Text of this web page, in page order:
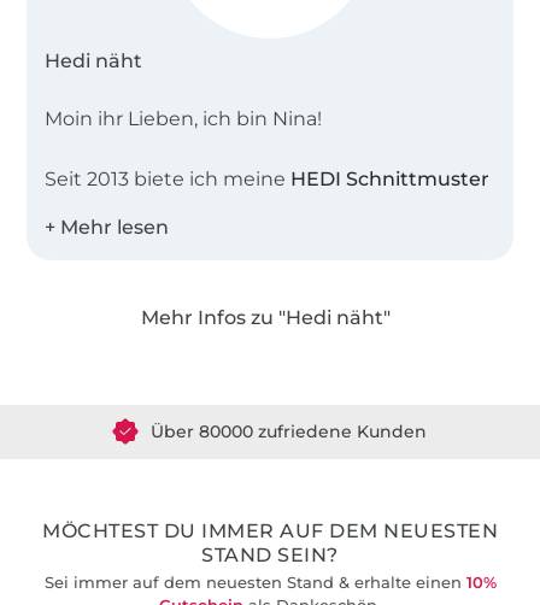
Hedi näht
Moin ihr Lieben, ich bin Nina!
Seit 2013 biete ich meine HEDI Schnittmuster
Style wieder – denn neue Schnitte designe
lässige Schnitte, die schnelle
Das Geheimnis meines Styles ist, dass ich mir
denke, bei denen alles perfekt zusammen
Mehr Infos zu "Hedi näht"
MÖCHTEST DU IMMER AUF DEM NEUESTEN
STAND SEIN?
Sei immer auf dem neuesten Stand & erhalte einen 10%